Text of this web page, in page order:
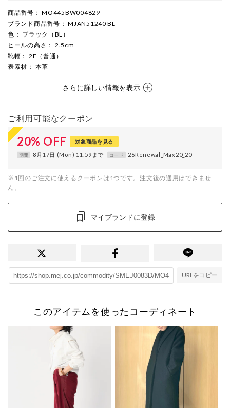
商品番号 ： MO445BW004829
ブランド商品番号 ： MJAN51240 BL
色 ： ブラック（BL）
ヒールの高さ ： 2.5cm
靴幅 ： 2E（普通）
表素材 ： 本革
さらに詳しい情報を表示
ご利用可能なクーポン
20% OFF 対象商品を見る
期間 8月17日 (Mon) 11:59まで コード 26Renewal_Max20_20
※1回のご注文に使えるクーポンは1つです。注文後の適用はできませ
ん。
マイブランドに登録
URLをコピー
このアイテムを使ったコーディネート